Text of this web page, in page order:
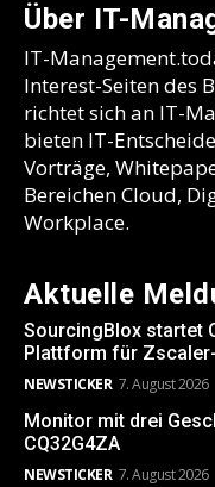
Über IT-
IT-
Interest-Seiten des
richtet sich an IT-
bieten IT-
Vorträge,
Bereichen Cloud,
Workplace.
Aktuelle
SourcingBlox startet
Plattform für
NEWSTICKER 7. August 2026
Monitor mit drei
CQ32G4ZA
NEWSTICKER 7. August 2026